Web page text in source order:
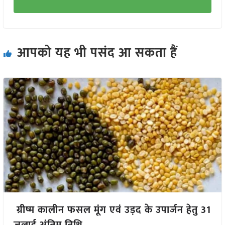
आपको यह भी पसंद आ सकता हैं
ग्रीष्म कालीन फसल मूंग एवं उड़द के उपार्जन हेतु 31